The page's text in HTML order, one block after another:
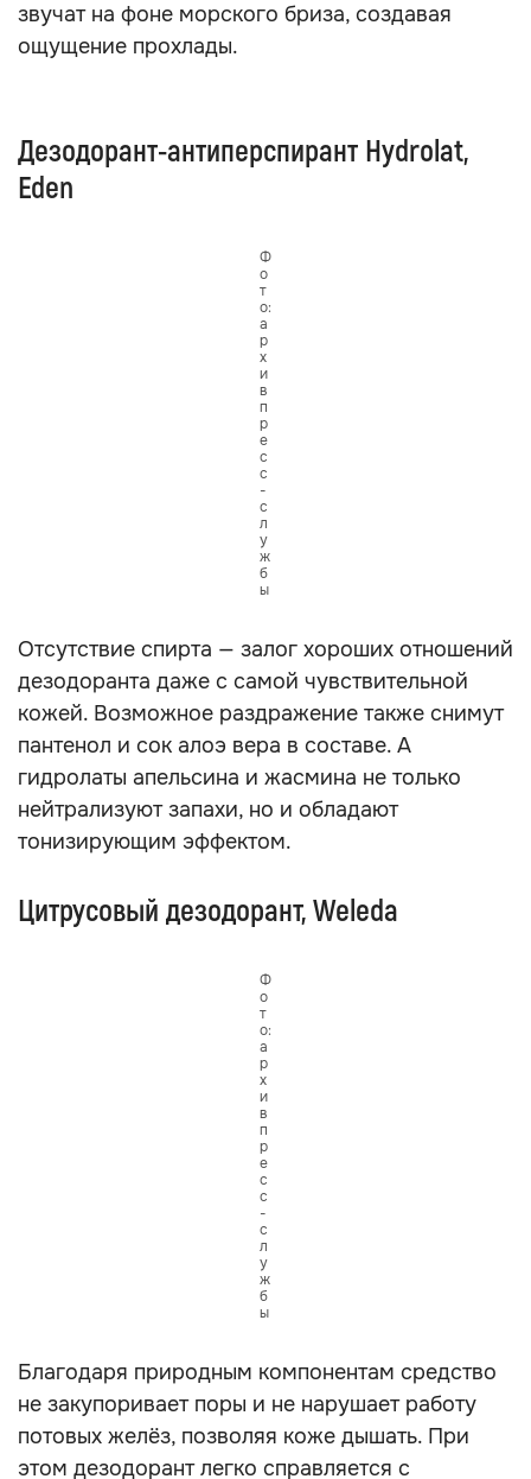
звучат на фоне морского бриза, создавая
ощущение прохлады.
Дезодорант-антиперспирант Hydrolat,
Eden
Ф
о
т
о:
а
р
х
и
в
п
р
е
с
с
-
с
л
у
ж
б
ы
Отсутствие спирта — залог хороших отношений
дезодоранта даже с самой чувствительной
кожей. Возможное раздражение также снимут
пантенол и сок алоэ вера в составе. А
гидролаты апельсина и жасмина не только
нейтрализуют запахи, но и обладают
тонизирующим эффектом.
Цитрусовый дезодорант, Weleda
Ф
о
т
о:
а
р
х
и
в
п
р
е
с
с
-
с
л
у
ж
б
ы
Благодаря природным компонентам средство
не закупоривает поры и не нарушает работу
потовых желёз, позволяя коже дышать. При
этом дезодорант легко справляется с